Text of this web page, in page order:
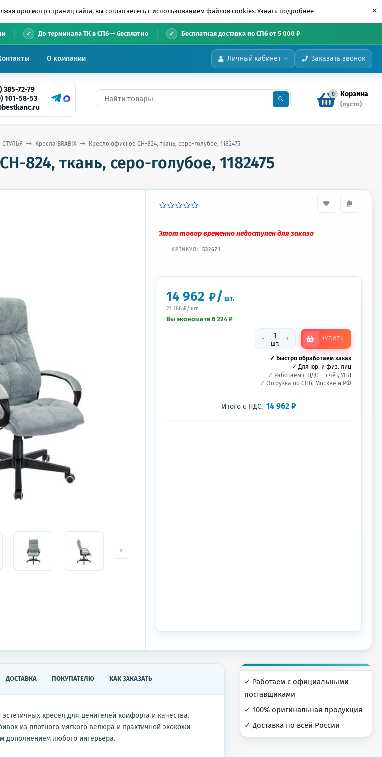
просмотр страниц сайта, вы соглашаетесь с использованием файлов cookies. Узнать подробнее ×
До терминала ТК в СПб — бесплатно Бесплатная доставка по СПб от5 000 ₽
Личный кабинет Заказать звонок
О компании
385-72-79
101-58-53
0 Корзина
(пусто)
СТУЛЬЯ Кресла BRABIX Кресло офисное CH-824, ткань, серо-голубое, 1182475
824, ткань, серо-голубое, 1182475
Этот товар временно недоступен для заказа
АРТИКУЛ: 532671
14 962 ₽/ шт.
21 186 ₽/шт.
Вы экономите 6 224₽
-
шт.
+ КУПИТЬ
✓ Быстро обработаем заказ
✓ Для юр. и физ. лиц
✓ Работаем с НДС — счёт, УПД
✓ Отгрузка по СПб, Москве и РФ
Итого с НДС: 14 962 ₽
ДОСТАВКА ПОКУПАТЕЛЮ КАК ЗАКАЗАТЬ
кресел для ценителей комфорта и качества.
из плотного мягкого велюра и практичной экокожи
дополнением любого интерьера.
✓ Работаем с официальными
поставщиками
✓ 100% оригинальная продукция
✓ Доставка по всей России